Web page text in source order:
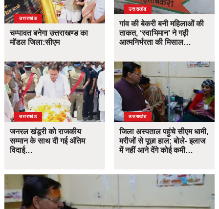
उत्तराखंड
चम्पावत बनेगा उत्तराखण्ड का
मॉडल जिला:सीएम
उत्तराखंड
जनरल खंडूरी को राजकीय
सम्मान के साथ दी गई अंतिम
विदाई…
उत्तराखंड
गांव की बेकरी बनी महिलाओं की
ताकत, ‘स्वाभिमान’ ने गढ़ी
आत्मनिर्भरता की मिसाल…
उत्तराखंड
जिला अस्पताल पहुंचे सीएम धामी,
मरीजों से पूछा हाल; बोले- इलाज
में नहीं आने देंगे कोई कमी…